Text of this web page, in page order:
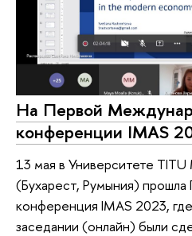
На Первой
конференции IMAS
13 мая в Университете
(Бухарест, Румыния)
конференция IMAS 2023,
заседании (онлайн) были